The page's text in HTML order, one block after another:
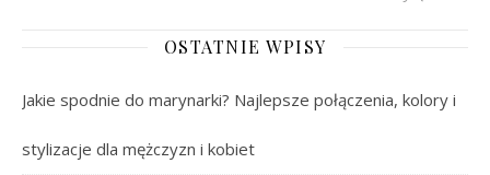
OSTATNIE WPISY
Jakie spodnie do marynarki? Najlepsze połączenia, kolory i
stylizacje dla mężczyzn i kobiet